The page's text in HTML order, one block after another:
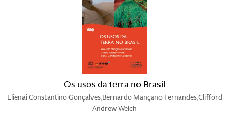
Os usos da terra no Brasil
Elienai Constantino Gonçalves,Bernardo Mançano Fernandes,Clifford
Andrew Welch